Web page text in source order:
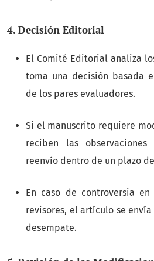
4. Decisión Editorial
El Comité Editorial analiza
toma una decisión basada
de los pares evaluadores.
Si el manuscrito requiere
reciben las
reenvío dentro de un plazo
En caso de controversia
revisores, el artículo se
desempate.